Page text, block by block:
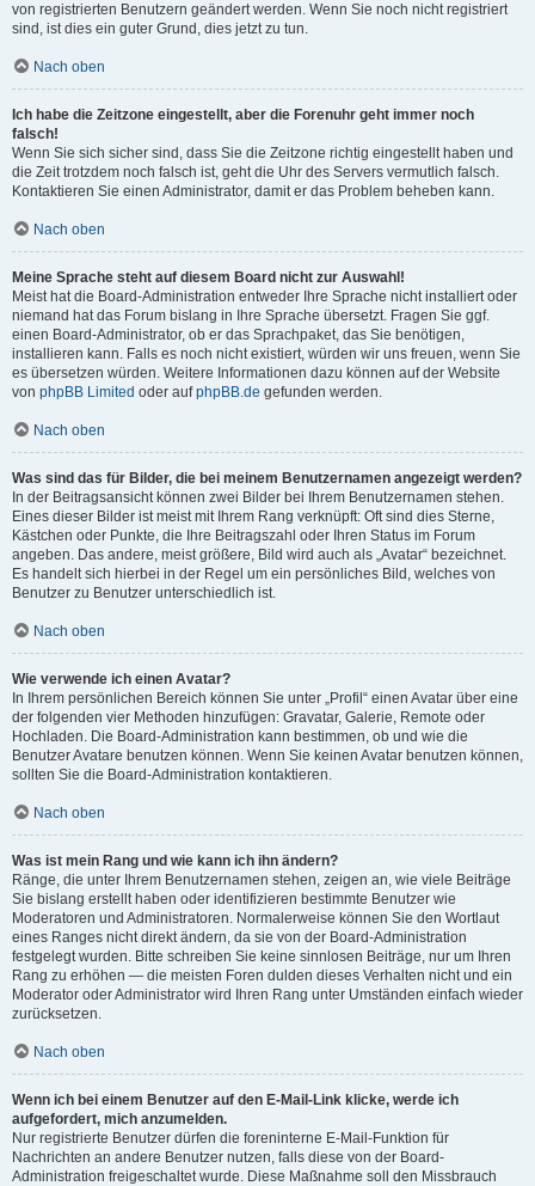
von registrierten Benutzern geändert werden. Wenn Sie noch nicht registriert
sind, ist dies ein guter Grund, dies jetzt zu tun.
Nach oben
Ich habe die Zeitzone eingestellt, aber die Forenuhr geht immer noch
falsch!
Wenn Sie sich sicher sind, dass Sie die Zeitzone richtig eingestellt haben und
die Zeit trotzdem noch falsch ist, geht die Uhr des Servers vermutlich falsch.
Kontaktieren Sie einen Administrator, damit er das Problem beheben kann.
Nach oben
Meine Sprache steht auf diesem Board nicht zur Auswahl!
Meist hat die Board-Administration entweder Ihre Sprache nicht installiert oder
niemand hat das Forum bislang in Ihre Sprache übersetzt. Fragen Sie ggf.
einen Board-Administrator, ob er das Sprachpaket, das Sie benötigen,
installieren kann. Falls es noch nicht existiert, würden wir uns freuen, wenn Sie
es übersetzen würden. Weitere Informationen dazu können auf der Website
von phpBB Limited oder aufphpBB.de gefunden werden.
Nach oben
Was sind das für Bilder, die bei meinem Benutzernamen angezeigt werden?
In der Beitragsansicht können zwei Bilder bei Ihrem Benutzernamen stehen.
Eines dieser Bilder ist meist mit Ihrem Rang verknüpft: Oft sind dies Sterne,
Kästchen oder Punkte, die Ihre Beitragszahl oder Ihren Status im Forum
angeben. Das andere, meist größere, Bild wird auch als „Avatar“ bezeichnet.
Es handelt sich hierbei in der Regel um ein persönliches Bild, welches von
Benutzer zu Benutzer unterschiedlich ist.
Nach oben
Wie verwende ich einen Avatar?
In Ihrem persönlichen Bereich können Sie unter „Profil“ einen Avatar über eine
der folgenden vier Methoden hinzufügen: Gravatar, Galerie, Remote oder
Hochladen. Die Board-Administration kann bestimmen, ob und wie die
Benutzer Avatare benutzen können. Wenn Sie keinen Avatar benutzen können,
sollten Sie die Board-Administration kontaktieren.
Nach oben
Was ist mein Rang und wie kann ich ihn ändern?
Ränge, die unter Ihrem Benutzernamen stehen, zeigen an, wie viele Beiträge
Sie bislang erstellt haben oder identifizieren bestimmte Benutzer wie
Moderatoren und Administratoren. Normalerweise können Sie den Wortlaut
eines Ranges nicht direkt ändern, da sie von der Board-Administration
festgelegt wurden. Bitte schreiben Sie keine sinnlosen Beiträge, nur um Ihren
Rang zu erhöhen — die meisten Foren dulden dieses Verhalten nicht und ein
Moderator oder Administrator wird Ihren Rang unter Umständen einfach wieder
zurücksetzen.
Nach oben
Wenn ich bei einem Benutzer auf den E-Mail-Link klicke, werde ich
aufgefordert, mich anzumelden.
Nur registrierte Benutzer dürfen die foreninterne E-Mail-Funktion für
Nachrichten an andere Benutzer nutzen, falls diese von der Board-
Administration freigeschaltet wurde. Diese Maßnahme soll den Missbrauch